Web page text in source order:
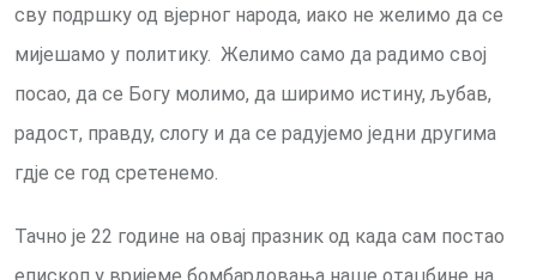
сву подршку од вјерног народа, иако не желимо да се
мијешамо у политику. Желимо само да радимо свој
посао, да се Богу молимо, да ширимо истину, љубав,
радост, правду, слогу и да се радујемо једни другима
гдје се год сретенемо.
Тачно је 22 године на овај празник од када сам постао